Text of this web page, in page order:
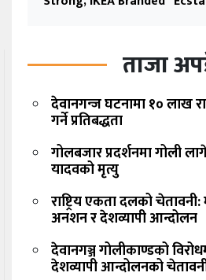
ताजा
देवानगन्ज घटनामा १० लाख
गर्ने प्रतिबद्धता
गोलबजार प्रदर्शनमा गोली
यादवको मृत्यु
राष्ट्रिय एकता दलको
अनशन र देशव्यापी आन्दोलन
देवानगञ्ज गोलीकाण्डको
देशव्यापी आन्दोलनको